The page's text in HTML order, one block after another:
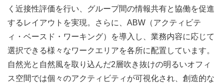
く近接性評価を行い、グループ間の情報共有と協働を促進
するレイアウトを実現。さらに、ABW（アクティビテ
ィ・ベースド・ワーキング）を導入し、業務内容に応じて
選択できる様々なワークエリアを各所に配置しています。
自然光と自然風を取り込んだ2層吹き抜けの明るいオフィ
ス空間では個々のアクティビティが可視化され、創造的な